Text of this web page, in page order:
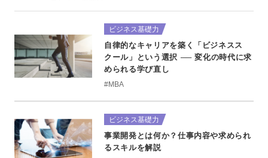
ビジネス基礎力
自律的なキャリアを築く「ビジネスス
クール」という選択 ── 変化の時代に求
められる学び直し
#MBA
ビジネス基礎力
事業開発とは何か？仕事内容や求められ
るスキルを解説